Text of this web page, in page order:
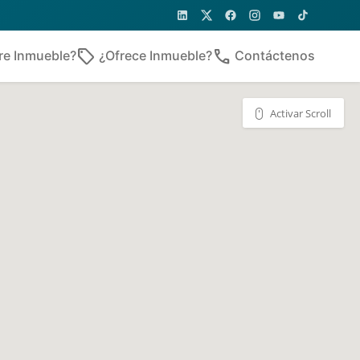
Inmueble?sell ¿Ofrece Inmueble?phone Contáctenos
Activar Scroll